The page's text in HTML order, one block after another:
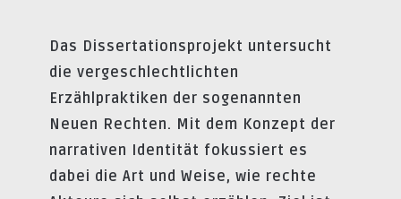
Das Dissertationsprojekt untersucht
die vergeschlechtlichten
Erzählpraktiken der sogenannten
Neuen Rechten. Mit dem Konzept der
narrativen Identität fokussiert es
dabei die Art und Weise, wie rechte